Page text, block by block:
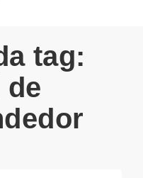
tag:
de